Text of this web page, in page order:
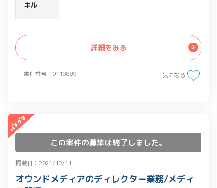
案件番号：0110899
して実施
UX経験を駆使し、実現性、申込サイトの
キル
詳細をみる
気になる
この案件の募集は終了しました。
掲載日：2021/12/11
オウンドメディアのディレクター業務/メディ